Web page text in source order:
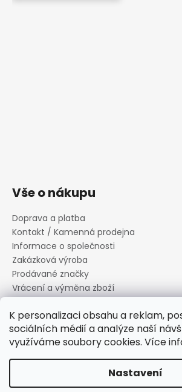
K personalizaci obsahu a reklam,
sociálních médií a analýze naší
využíváme soubory cookies. Více
Nastavení
Vše o nákupu
Doprava a platba
Kontakt / Kamenná prodejna
Informace o společnosti
Zakázková výroba
Prodávané značky
Vrácení a výměna zboží
Informace o souborech cookies
Reklamační řád
Obchodní podmínky